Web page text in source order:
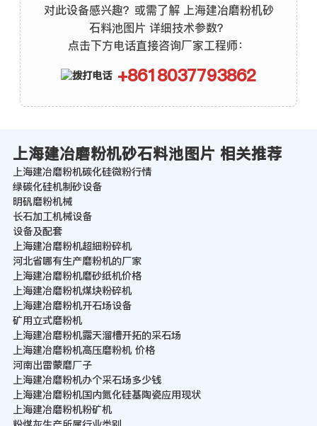
对此设备感兴趣？或需了解 上海建冶磨粉机砂
石料池图片 详细技术参数？
点击下方电话直接咨询厂家工程师：
+8618037793862
上海建冶磨粉机砂石料池图片 相关推荐
上海建冶磨粉机碳化硅微粉行情
绿碳化硅机制砂设备
明矾磨粉机械
长石加工机械设备
设备及配套
上海建冶磨粉机超細粉碎机
河北省哪有生产磨粉机的厂家
上海建冶磨粉机磨砂纸机价格
上海建冶磨粉机煤块粉碎机
上海建冶磨粉机开石场设备
矿用立式磨粉机
上海建冶磨粉机露天溜槽开拓的采石场
上海建冶磨粉机高压磨粉机 价格
河南出雷蒙磨厂子
上海建冶磨粉机办个采石场多少钱
上海建冶磨粉机国内氮化硅基陶瓷应用现状
上海建冶磨粉机粉矿机